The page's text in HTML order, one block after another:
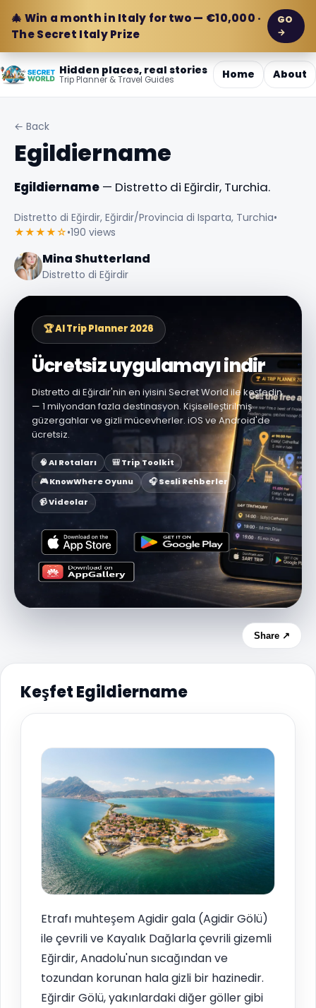
🎄 Win a month in Italy for two — €10,000 ·
The Secret Italy Prize
GO
→
Hidden places, real stories
Trip Planner & Travel Guides Home About
← Back
Egildiername
Egildiername — Distretto di Eğirdir, Turchia.
Distretto di Eğirdir, Eğirdir/Provincia di Isparta, Turchia•
★★★★☆•190 views
Mina Shutterland
Distretto di Eğirdir
🏆 AI Trip Planner 2026
Ücretsiz uygulamayı indir
Distretto di Eğirdir'nin en iyisini Secret World ile keşfedin
— 1 milyondan fazla destinasyon. Kişiselleştirilmiş
güzergahlar ve gizli mücevherler. iOS ve Android'de
ücretsiz.
🧠 AI Rotaları
🎒 Trip Toolkit
🎮 KnowWhere Oyunu
🎧 Sesli Rehberler
📹 Videolar
Share ↗
Keşfet Egildiername
Etrafı muhteşem Agidir gala (Agidir Gölü)
ile çevrili ve Kayalık Dağlarla çevrili gizemli
Eğirdir, Anadolu'nun sıcağından ve
tozundan korunan hala gizli bir hazinedir.
Eğirdir Gölü, yakınlardaki diğer göller gibi